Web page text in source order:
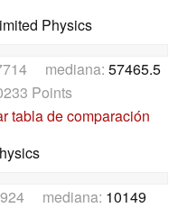
Physics
mediana: 57465.5
Points
tabla de comparación
mediana: 10149